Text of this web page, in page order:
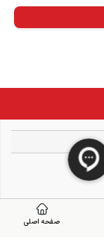
صفحه اصلی